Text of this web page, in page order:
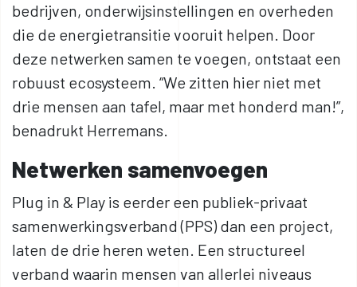
bedrijven, onderwijsinstellingen en overheden
die de energietransitie vooruit helpen. Door
deze netwerken samen te voegen, ontstaat een
robuust ecosysteem. “We zitten hier niet met
drie mensen aan tafel, maar met honderd man!”,
benadrukt Herremans.
Netwerken samenvoegen
Plug in & Play is eerder een publiek-privaat
samenwerkingsverband (PPS) dan een project,
laten de drie heren weten. Een structureel
verband waarin mensen van allerlei niveaus